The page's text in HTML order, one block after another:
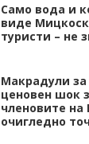
Само вода и
виде
туристи – не
Макрадули за
ценовен шок
членовите
очигледно